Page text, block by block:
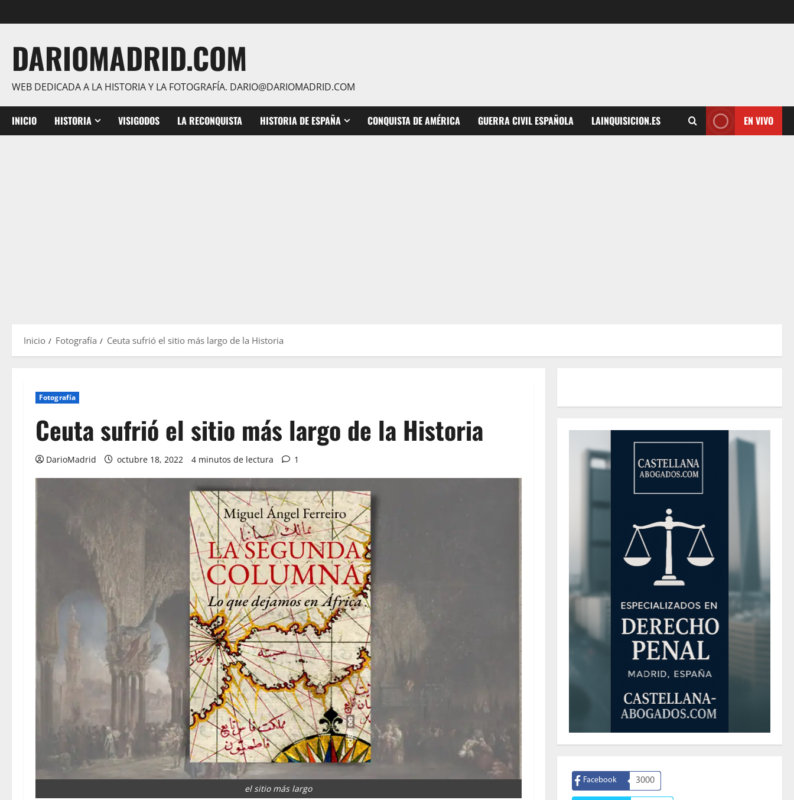
al
DARIOMADRID.COM
WEB DEDICADA A LA HISTORIA Y LA FOTOGRAFÍA. DARIO@DARIOMADRID.COM
INICIO HISTORIA VISIGODOS LA RECONQUISTA HISTORIA DE ESPAÑA CONQUISTA DE AMÉRICA GUERRA CIVIL ESPAÑOLA LAINQUISICION.ES EN VIVO
Inicio Fotografía Ceuta sufrió el sitio más largo de la Historia
Fotografía
Ceuta sufrió el sitio más largo de la Historia
DarioMadrid octubre 18, 2022 4 minutos de lectura 1
el sitio más largo
Facebook 3000